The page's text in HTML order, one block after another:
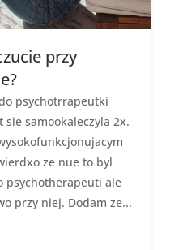
przy
psychotrrapeutki
samookaleczyla 2x.
ze nue to byl
psychotherapeuti ale
przy niej. Dodam ze...